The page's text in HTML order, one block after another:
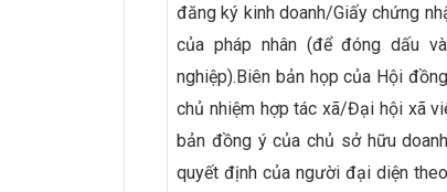
đăng ký kinh doanh/Giấy chứng
của pháp nhân (để đóng dấu
nghiệp).Biên bản họp của Hội
chủ nhiệm hợp tác xã/Đại hội xã
bản đồng ý của chủ sở hữu
quyết định của người đại diện